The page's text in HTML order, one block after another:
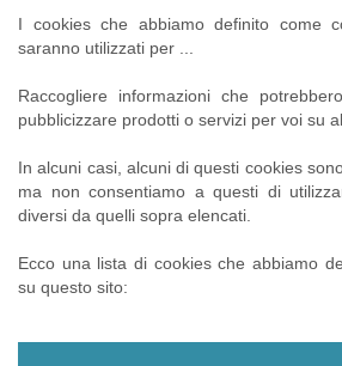
I cookies che abbiamo definito come
saranno utilizzati per ...
Raccogliere informazioni che
pubblicizzare prodotti o servizi per voi su
In alcuni casi, alcuni di questi cookies
ma non consentiamo a questi di
diversi da quelli sopra elencati.
Ecco una lista di cookies che abbiamo
su questo sito: